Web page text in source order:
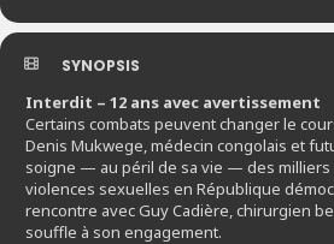
SYNOPSIS
Interdit – 12 ans avec avertissement
Certains combats peuvent changer le
Denis Mukwege, médecin congolais et
soigne — au péril de sa vie — des milliers
violences sexuelles en République
rencontre avec Guy Cadière, chirurgien
souffle à son engagement.